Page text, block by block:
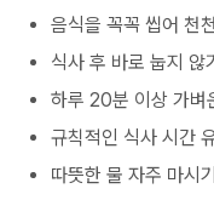
음식을 꼭꼭 씹어 천
식사 후 바로 눕지 않기
하루 20분 이상 가벼
규칙적인 식사 시간
따뜻한 물 자주 마시기